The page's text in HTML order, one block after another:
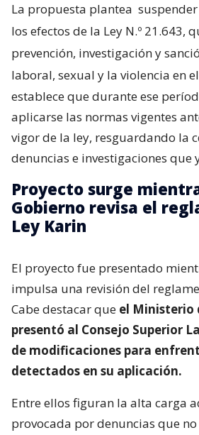
La propuesta plantea
los efectos de la Ley N.º 21.643,
prevención, investigación y
laboral, sexual y la violencia en
establece que durante ese
aplicarse las normas vigentes
vigor de la ley, resguardando la
denuncias e investigaciones que
Proyecto surge
Gobierno revisa el
Ley Karin
El proyecto fue presentado
impulsa una revisión del
Cabe destacar que el Ministerio
presentó al Consejo Superior
de modificaciones para
detectados en su aplicación.
Entre ellos figuran la alta carga
provocada por denuncias que